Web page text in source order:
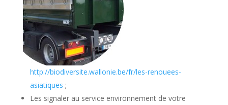
http://biodiversite.wallonie.be/fr/les-renouees-
asiatiques ;
Les signaler au service environnement de votre